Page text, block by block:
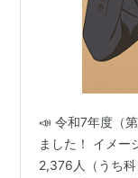
📣 令和7年度（
ました！ イメー
2,376人（うち